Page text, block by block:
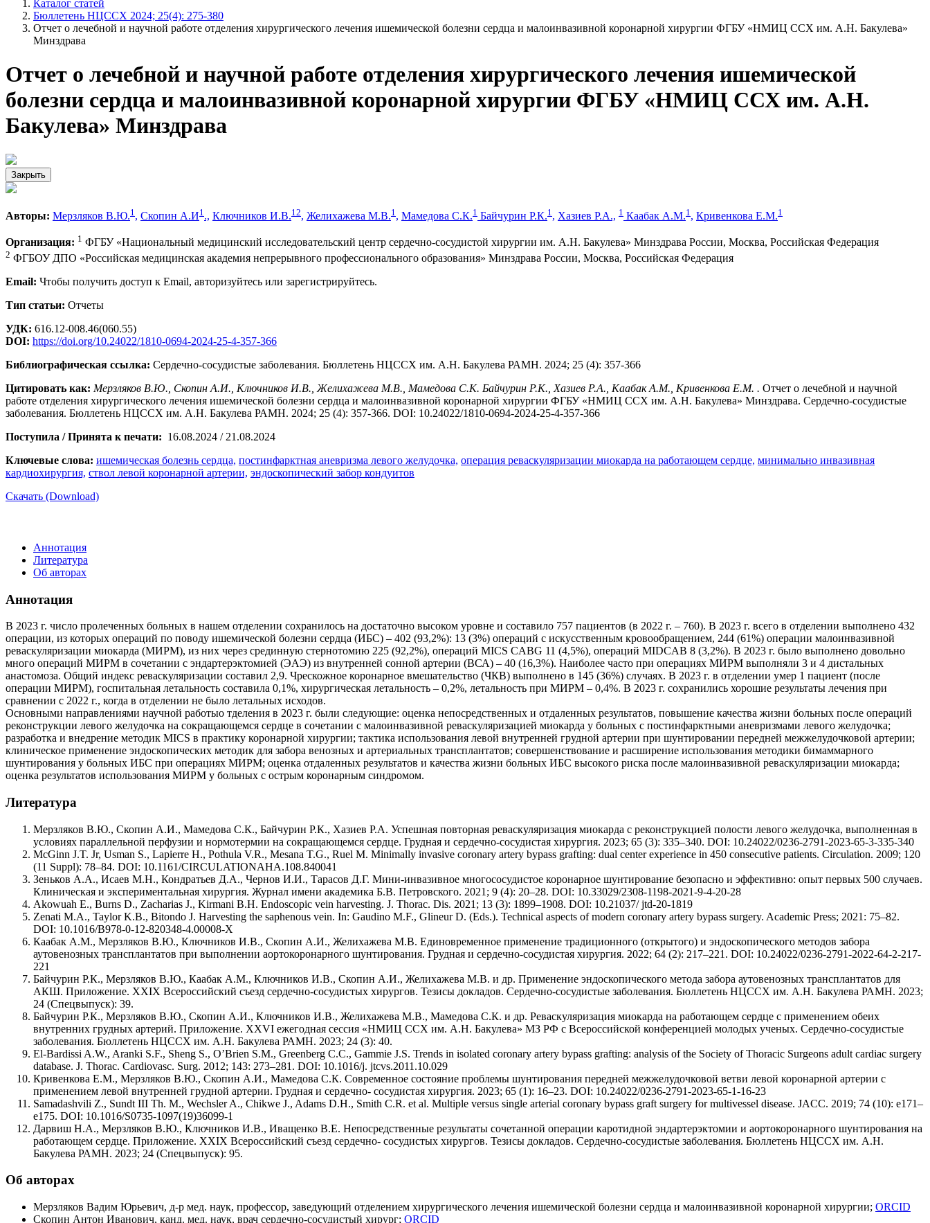
Каталог статей
Бюллетень НЦССХ 2024; 25(4): 275-380
Отчет о лечебной и научной работе отделения хирургического лечения ишемической болезни сердца и малоинвазивной коронарной хирургии ФГБУ «НМИЦ ССХ им. А.Н. Бакулева»
Минздрава
Отчет о лечебной и научной работе отделения хирургического лечения ишемической
болезни сердца и малоинвазивной коронарной хирургии ФГБУ «НМИЦ ССХ им. А.Н.
Бакулева» Минздрава
Закрыть
Авторы: Мерзляков В.Ю.1 , Скопин А.И1 ., Ключников И.В.1 2, Желихажева М.В.1 , Мамедова С.К.1 Байчурин Р.К.1 , Хазиев Р.А., 1 Каабак А.М.1 , Кривенкова Е.М.1
Организация: 1 ФГБУ «Национальный медицинский исследовательский центр сердечно-сосудистой хирургии им. А.Н. Бакулева» Минздрава России, Москва, Российская Федерация
2 ФГБОУ ДПО «Российская медицинская академия непрерывного профессионального образования» Минздрава России, Москва, Российская Федерация
Email: Чтобы получить доступ к Email, авторизуйтесь или зарегистрируйтесь.
Тип статьи: Отчеты
УДК: 616.12-008.46(060.55)
DOI: https://doi.org/10.24022/1810-0694-2024-25-4-357-366
Библиографическая ссылка: Сердечно-сосудистые заболевания. Бюллетень НЦССХ им. А.Н. Бакулева РАМН. 2024; 25 (4): 357-366
Цитировать как: Мерзляков В.Ю., Скопин А.И., Ключников И.В., Желихажева М.В., Мамедова С.К. Байчурин Р.К., Хазиев Р.А., Каабак А.М., Кривенкова Е.М. . Отчет о лечебной и научной
работе отделения хирургического лечения ишемической болезни сердца и малоинвазивной коронарной хирургии ФГБУ «НМИЦ ССХ им. А.Н. Бакулева» Минздрава. Сердечно-сосудистые
заболевания. Бюллетень НЦССХ им. А.Н. Бакулева РАМН. 2024; 25 (4): 357-366. DOI: 10.24022/1810-0694-2024-25-4-357-366
Поступила / Принята к печати: 16.08.2024 / 21.08.2024
Ключевые слова: ишемическая болезнь сердца, постинфарктная аневризма левого желудочка, операция реваскуляризации миокарда на работающем сердце, минимально инвазивная
кардиохирургия, ствол левой коронарной артерии, эндоскопический забор кондуитов
Скачать (Download)
Аннотация
Литература
Об авторах
Аннотация
В 2023 г. число пролеченных больных в нашем отделении сохранилось на достаточно высоком уровне и составило 757 пациентов (в 2022 г. – 760). В 2023 г. всего в отделении выполнено 432
операции, из которых операций по поводу ишемической болезни сердца (ИБС) – 402 (93,2%): 13 (3%) операций с искусственным кровообращением, 244 (61%) операции малоинвазивной
реваскуляризации миокарда (МИРМ), из них через срединную стернотомию 225 (92,2%), операций MICS CABG 11 (4,5%), операций MIDCAB 8 (3,2%). В 2023 г. было выполнено довольно
много операций МИРМ в сочетании с эндартерэктомией (ЭАЭ) из внутренней сонной артерии (ВСА) – 40 (16,3%). Наиболее часто при операциях МИРМ выполняли 3 и 4 дистальных
анастомоза. Общий индекс реваскуляризации составил 2,9. Чрескожное коронарное вмешательство (ЧКВ) выполнено в 145 (36%) случаях. В 2023 г. в отделении умер 1 пациент (после
операции МИРМ), госпитальная летальность составила 0,1%, хирургическая летальность – 0,2%, летальность при МИРМ – 0,4%. В 2023 г. сохранились хорошие результаты лечения при
сравнении с 2022 г., когда в отделении не было летальных исходов.
Основными направлениями научной работыо тделения в 2023 г. были следующие: оценка непосредственных и отдаленных результатов, повышение качества жизни больных после операций
реконструкции левого желудочка на сокращающемся сердце в сочетании с малоинвазивной реваскуляризацией миокарда у больных с постинфарктными аневризмами левого желудочка;
разработка и внедрение методик MICS в практику коронарной хирургии; тактика использования левой внутренней грудной артерии при шунтировании передней межжелудочковой артерии;
клиническое применение эндоскопических методик для забора венозных и артериальных трансплантатов; совершенствование и расширение использования методики бимаммарного
шунтирования у больных ИБС при операциях МИРМ; оценка отдаленных результатов и качества жизни больных ИБС высокого риска после малоинвазивной реваскуляризации миокарда;
оценка результатов использования МИРМ у больных с острым коронарным синдромом.
Литература
Мерзляков В.Ю., Скопин А.И., Мамедова С.К., Байчурин Р.К., Хазиев Р.А. Успешная повторная реваскуляризация миокарда с реконструкцией полости левого желудочка, выполненная в
условиях параллельной перфузии и нормотермии на сокращающемся сердце. Грудная и сердечно-сосудистая хирургия. 2023; 65 (3): 335–340. DOI: 10.24022/0236-2791-2023-65-3-335-340
McGinn J.T. Jr, Usman S., Lapierre H., Pothula V.R., Mesana T.G., Ruel M. Minimally invasive coronary artery bypass grafting: dual center experience in 450 consecutive patients. Circulation. 2009; 120
(11 Suppl): 78–84. DOI: 10.1161/CIRCULATIONAHA.108.840041
Зеньков А.А., Исаев М.Н., Кондратьев Д.А., Чернов И.И., Тарасов Д.Г. Мини-инвазивное многососудистое коронарное шунтирование безопасно и эффективно: опыт первых 500 случаев.
Клиническая и экспериментальная хирургия. Журнал имени академика Б.В. Петровского. 2021; 9 (4): 20–28. DOI: 10.33029/2308-1198-2021-9-4-20-28
Akowuah E., Burns D., Zacharias J., Kirmani B.H. Endoscopic vein harvesting. J. Thorac. Dis. 2021; 13 (3): 1899–1908. DOI: 10.21037/ jtd-20-1819
Zenati M.A., Taylor K.B., Bitondo J. Harvesting the saphenous vein. In: Gaudino M.F., Glineur D. (Eds.). Technical aspects of modern coronary artery bypass surgery. Academic Press; 2021: 75–82.
DOI: 10.1016/B978-0-12-820348-4.00008-X
Каабак А.М., Мерзляков В.Ю., Ключников И.В., Скопин А.И., Желихажева М.В. Единовременное применение традиционного (открытого) и эндоскопического методов забора
аутовенозных трансплантатов при выполнении аортокоронарного шунтирования. Грудная и сердечно-сосудистая хирургия. 2022; 64 (2): 217–221. DOI: 10.24022/0236-2791-2022-64-2-217-
221
Байчурин Р.К., Мерзляков В.Ю., Каабак А.М., Ключников И.В., Скопин А.И., Желихажева М.В. и др. Применение эндоскопического метода забора аутовенозных трансплантатов для
АКШ. Приложение. XXIХ Всероссийский съезд сердечно-сосудистых хирургов. Тезисы докладов. Сердечно-сосудистые заболевания. Бюллетень НЦССХ им. А.Н. Бакулева РАМН. 2023;
24 (Спецвыпуск): 39.
Байчурин Р.К., Мерзляков В.Ю., Скопин А.И., Ключников И.В., Желихажева М.В., Мамедова С.К. и др. Реваскуляризация миокарда на работающем сердце с применением обеих
внутренних грудных артерий. Приложение. XXVI ежегодная сессия «НМИЦ ССХ им. А.Н. Бакулева» МЗ РФ с Всероссийской конференцией молодых ученых. Сердечно-сосудистые
заболевания. Бюллетень НЦССХ им. А.Н. Бакулева РАМН. 2023; 24 (3): 40.
El-Bardissi A.W., Aranki S.F., Sheng S., O’Brien S.M., Greenberg C.C., Gammie J.S. Trends in isolated coronary artery bypass grafting: analysis of the Society of Thoracic Surgeons adult cardiac surgery
database. J. Thorac. Cardiovasc. Surg. 2012; 143: 273–281. DOI: 10.1016/j. jtcvs.2011.10.029
Кривенкова Е.М., Мерзляков В.Ю., Скопин А.И., Мамедова С.К. Современное состояние проблемы шунтирования передней межжелудочковой ветви левой коронарной артерии с
применением левой внутренней грудной артерии. Грудная и сердечно- сосудистая хирургия. 2023; 65 (1): 16–23. DOI: 10.24022/0236-2791-2023-65-1-16-23
Samadashvili Z., Sundt III Th. M., Wechsler A., Chikwe J., Adams D.H., Smith C.R. et al. Multiple versus single arterial coronary bypass graft surgery for multivessel disease. JACC. 2019; 74 (10): e171–
e175. DOI: 10.1016/S0735-1097(19)36099-1
Дарвиш Н.А., Мерзляков В.Ю., Ключников И.В., Иващенко В.Е. Непосредственные результаты сочетанной операции каротидной эндартерэктомии и аортокоронарного шунтирования на
работающем сердце. Приложение. XXIХ Всероссийский съезд сердечно- сосудистых хирургов. Тезисы докладов. Сердечно-сосудистые заболевания. Бюллетень НЦССХ им. А.Н.
Бакулева РАМН. 2023; 24 (Спецвыпуск): 95.
Об авторах
Мерзляков Вадим Юрьевич, д-р мед. наук, профессор, заведующий отделением хирургического лечения ишемической болезни сердца и малоинвазивной коронарной хирургии; ORCID
Скопин Антон Иванович, канд. мед. наук, врач сердечно-сосудистый хирург; ORCID